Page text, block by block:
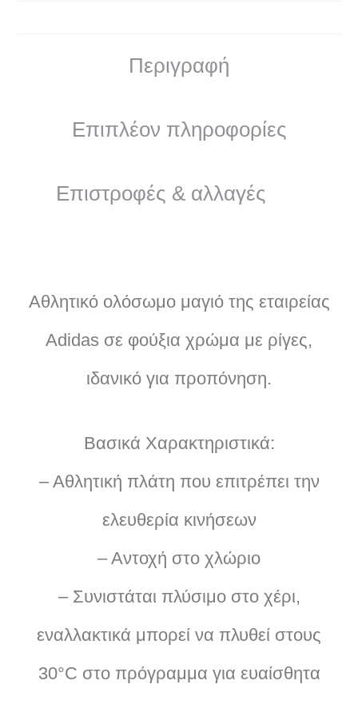
Περιγραφή
Επιπλέον πληροφορίες
Επιστροφές & αλλαγές
Αθλητικό ολόσωμο μαγιό της εταιρείας
Adidas σε φούξια χρώμα με ρίγες,
ιδανικό για προπόνηση.
Βασικά Χαρακτηριστικά:
– Αθλητική πλάτη που επιτρέπει την
ελευθερία κινήσεων
– Αντοχή στο χλώριο
– Συνιστάται πλύσιμο στο χέρι,
εναλλακτικά μπορεί να πλυθεί στους
30°C στο πρόγραμμα για ευαίσθητα